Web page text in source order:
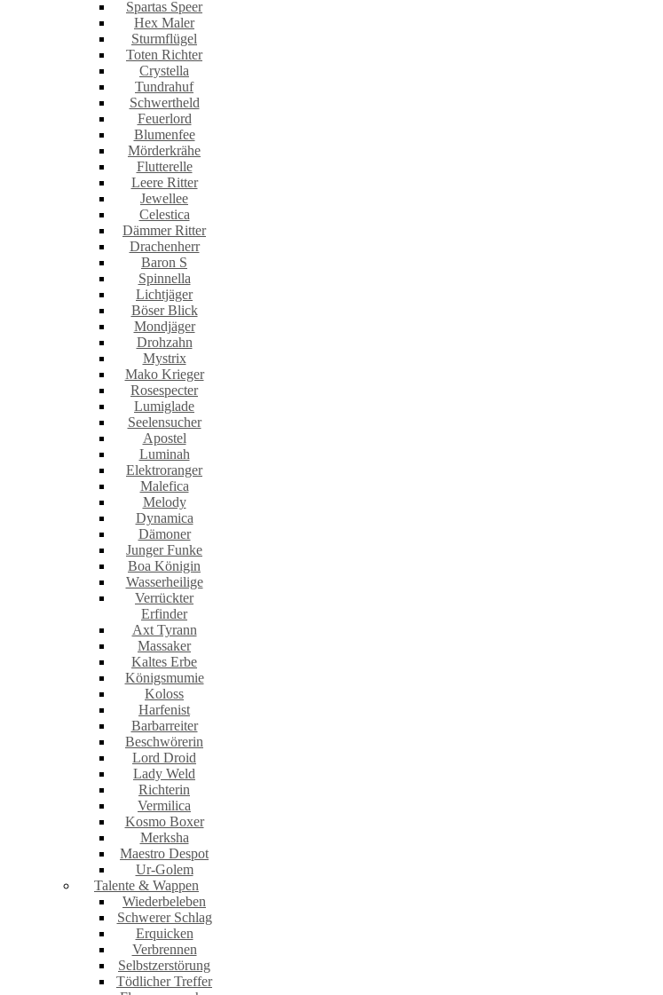
Spartas Speer
Hex Maler
Sturmflügel
Toten Richter
Crystella
Tundrahuf
Schwertheld
Feuerlord
Blumenfee
Mörderkrähe
Flutterelle
Leere Ritter
Jewellee
Celestica
Dämmer Ritter
Drachenherr
Baron S
Spinnella
Lichtjäger
Böser Blick
Mondjäger
Drohzahn
Mystrix
Mako Krieger
Rosespecter
Lumiglade
Seelensucher
Apostel
Luminah
Elektroranger
Malefica
Melody
Dynamica
Dämoner
Junger Funke
Boa Königin
Wasserheilige
Verrückter
Erfinder
Axt Tyrann
Massaker
Kaltes Erbe
Königsmumie
Koloss
Harfenist
Barbarreiter
Beschwörerin
Lord Droid
Lady Weld
Richterin
Vermilica
Kosmo Boxer
Merksha
Maestro Despot
Ur-Golem
Talente & Wappen
Wiederbeleben
Schwerer Schlag
Erquicken
Verbrennen
Selbstzerstörung
Tödlicher Treffer